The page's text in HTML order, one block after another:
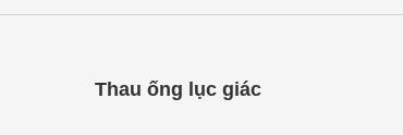
Thau ống lục giác